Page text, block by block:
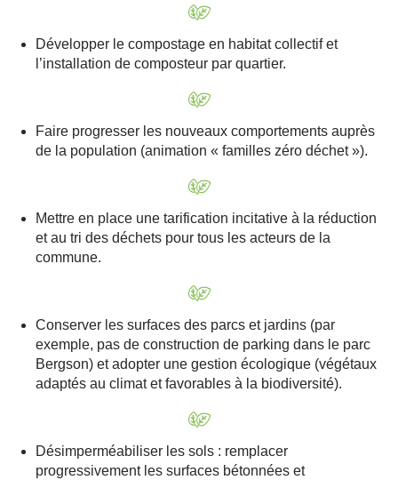
Développer le compostage en habitat collectif et
l’installation de composteur par quartier.
Faire progresser les nouveaux comportements auprès
de la population (animation « familles zéro déchet »).
Mettre en place une tarification incitative à la réduction
et au tri des déchets pour tous les acteurs de la
commune.
Conserver les surfaces des parcs et jardins (par
exemple, pas de construction de parking dans le parc
Bergson) et adopter une gestion écologique (végétaux
adaptés au climat et favorables à la biodiversité).
Désimperméabiliser les sols : remplacer
progressivement les surfaces bétonnées et